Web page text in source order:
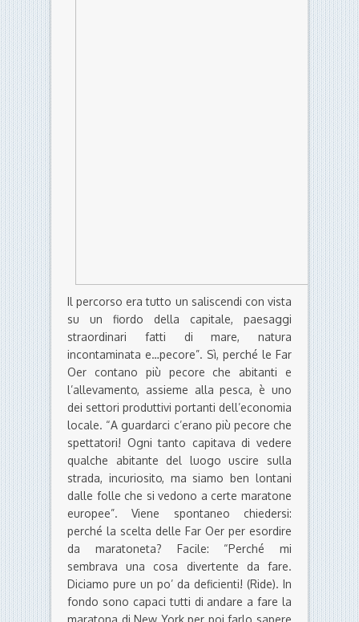
Il percorso era tutto un saliscendi con vista
su un fiordo della capitale, paesaggi
straordinari fatti di mare, natura
incontaminata e…pecore”. Sì, perché le Far
Oer contano più pecore che abitanti e
l’allevamento, assieme alla pesca, è uno
dei settori produttivi portanti dell’economia
locale. “A guardarci c’erano più pecore che
spettatori! Ogni tanto capitava di vedere
qualche abitante del luogo uscire sulla
strada, incuriosito, ma siamo ben lontani
dalle folle che si vedono a certe maratone
europee”. Viene spontaneo chiedersi:
perché la scelta delle Far Oer per esordire
da maratoneta? Facile: “Perché mi
sembrava una cosa divertente da fare.
Diciamo pure un po’ da deficienti! (Ride). In
fondo sono capaci tutti di andare a fare la